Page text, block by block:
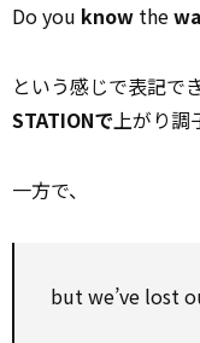
Do you know the
という感じで表記で
STATIONで上がり調
一方で、
but we’ve lost